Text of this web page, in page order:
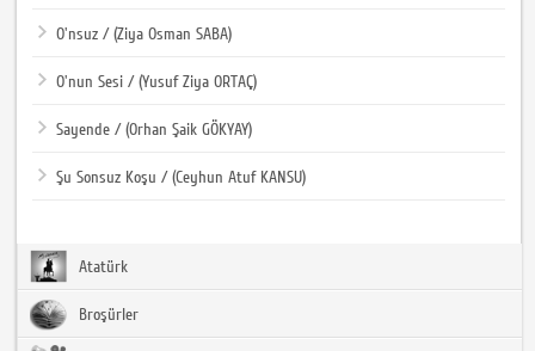
O'nsuz / (Ziya Osman SABA)
O'nun Sesi / (Yusuf Ziya ORTAÇ)
Sayende / (Orhan Şaik GÖKYAY)
Şu Sonsuz Koşu / (Ceyhun Atuf KANSU)
Atatürk
Broşürler